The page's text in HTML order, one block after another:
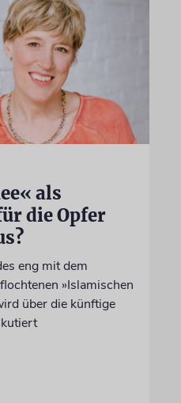
als
die Opfer
eng mit dem
»Islamischen
über die künftige